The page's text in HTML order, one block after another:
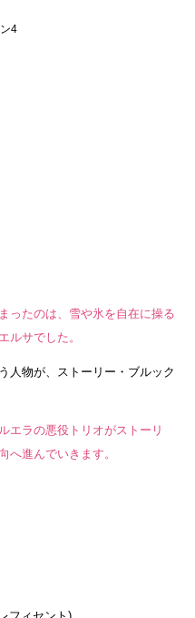
4
ったのは、雪や氷を自在に操る
ルサでした。
人物が、ストーリー・ブルック
エラの悪役トリオがストーリ
へ進んでいきます。